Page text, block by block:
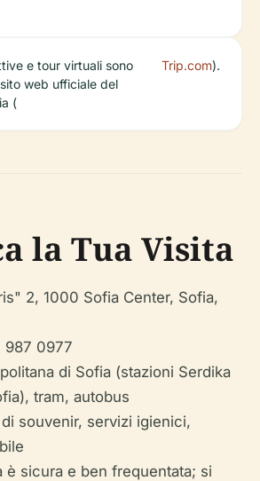
e tour virtuali sono
web ufficiale del
(
Trip.com).
la Tua Visita
2, 1000 Sofia Center, Sofia,
987 0977
di Sofia (stazioni Serdika
tram, autobus
souvenir, servizi igienici,
è sicura e ben frequentata; si